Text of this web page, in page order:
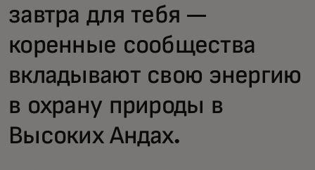
завтра для тебя —
коренные сообщества
вкладывают свою энергию
в охрану природы в
Высоких Андах.